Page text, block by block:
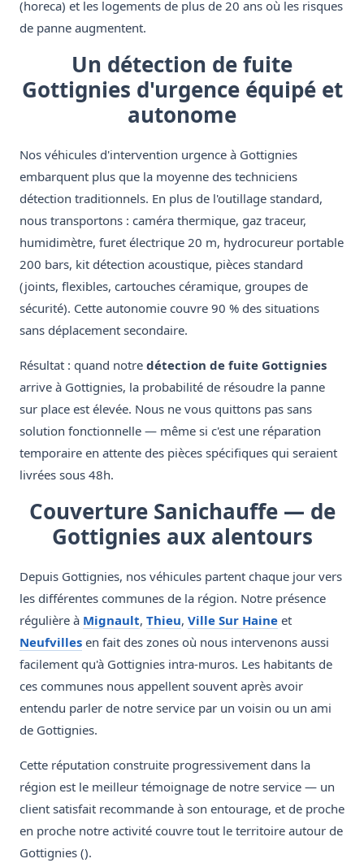
(horeca) et les logements de plus de 20 ans où les risques
de panne augmentent.
Un détection de fuite
Gottignies d'urgence équipé et
autonome
Nos véhicules d'intervention urgence à Gottignies
embarquent plus que la moyenne des techniciens
détection traditionnels. En plus de l'outillage standard,
nous transportons : caméra thermique, gaz traceur,
humidimètre, furet électrique 20 m, hydrocureur portable
200 bars, kit détection acoustique, pièces standard
(joints, flexibles, cartouches céramique, groupes de
sécurité). Cette autonomie couvre 90 % des situations
sans déplacement secondaire.
Résultat : quand notre détection de fuite Gottignies
arrive à Gottignies, la probabilité de résoudre la panne
sur place est élevée. Nous ne vous quittons pas sans
solution fonctionnelle — même si c'est une réparation
temporaire en attente des pièces spécifiques qui seraient
livrées sous 48h.
Couverture Sanichauffe — de
Gottignies aux alentours
Depuis Gottignies, nos véhicules partent chaque jour vers
les différentes communes de la région. Notre présence
régulière à Mignault, Thieu, Ville Sur Haine et
Neufvilles en fait des zones où nous intervenons aussi
facilement qu'à Gottignies intra-muros. Les habitants de
ces communes nous appellent souvent après avoir
entendu parler de notre service par un voisin ou un ami
de Gottignies.
Cette réputation construite progressivement dans la
région est le meilleur témoignage de notre service — un
client satisfait recommande à son entourage, et de proche
en proche notre activité couvre tout le territoire autour de
Gottignies ().